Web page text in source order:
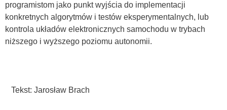
programistom jako punkt wyjścia do implementacji
konkretnych algorytmów i testów eksperymentalnych, lub
kontrola układów elektronicznych samochodu w trybach
niższego i wyższego poziomu autonomii.
Tekst: Jarosław Brach